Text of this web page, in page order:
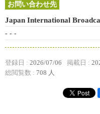
お問い合わせ先
Japan International
- - -
登録日 : 2026/07/06 掲載日 :
総閲覧数 : 708 人